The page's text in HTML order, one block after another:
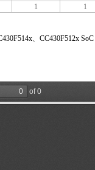
1 1
、CC430F512x SoC